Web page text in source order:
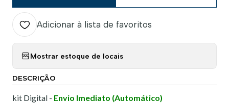
Adicionar à lista de favoritos
Mostrar estoque de locais
DESCRIÇÃO
kit Digital - Envio Imediato (Automático)